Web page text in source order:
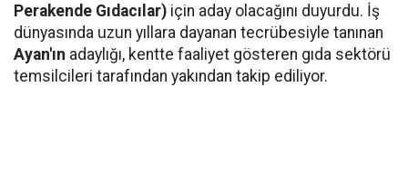
Perakende Gıdacılar) için aday olacağını duyurdu. İş
dünyasında uzun yıllara dayanan tecrübesiyle tanınan
Ayan'ın adaylığı, kentte faaliyet gösteren gıda sektörü
temsilcileri tarafından yakından takip ediliyor.